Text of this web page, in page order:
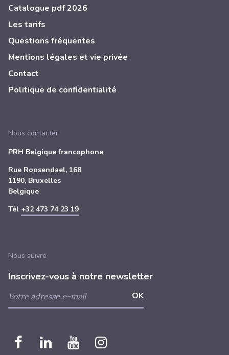
Catalogue pdf 2026
Les tarifs
Questions fréquentes
Mentions légales et vie privée
Contact
Politique de confidentialité
Nous contacter
PRH Belgique francophone
Rue Roosendael, 168
1190, Bruxelles
Belgique
Tél +32 473 74 23 19
Nous suivre
Inscrivez-vous à notre newsletter
NousNousNousNous